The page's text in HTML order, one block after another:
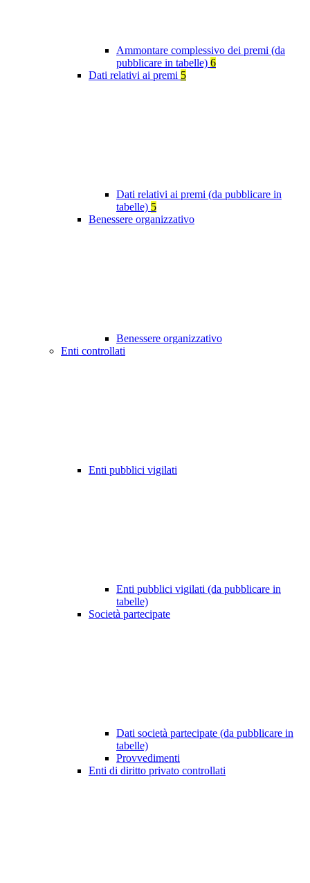
Ammontare complessivo dei premi (da
pubblicare in tabelle) 6
Dati relativi ai premi 5
Dati relativi ai premi (da pubblicare in
tabelle) 5
Benessere organizzativo
Benessere organizzativo
Enti controllati
Enti pubblici vigilati
Enti pubblici vigilati (da pubblicare in
tabelle)
Società partecipate
Dati società partecipate (da pubblicare in
tabelle)
Provvedimenti
Enti di diritto privato controllati